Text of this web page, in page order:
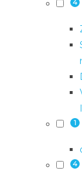
4
1
4